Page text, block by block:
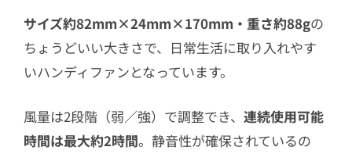
11【スパイス】ミストファン エッグ
12【シロカ 】ハンディファン
14【ラドンナ】Toffy 3WAY アロマハンデ
ィファン
サイズ約82mm×24mm×170mm・重さ約88gの
ちょうどいい大きさで、日常生活に取り入れやす
いハンディファンとなっています。
風量は2段階（弱／強）で調整でき、 連続使用可能
時間は最大約2時間。静音性が確保されているの